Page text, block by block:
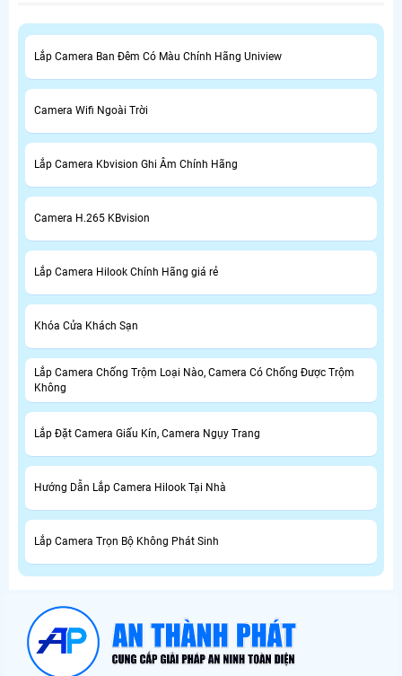
Lắp Camera Ban Đêm Có Màu Chính Hãng Uniview
Camera Wifi Ngoài Trời
Lắp Camera Kbvision Ghi Âm Chính Hãng
Camera H.265 KBvision
Lắp Camera Hilook Chính Hãng giá rẻ
Khóa Cửa Khách Sạn
Lắp Camera Chống Trộm Loại Nào, Camera Có Chống Được Trộm
Không
Lắp Đặt Camera Giấu Kín, Camera Ngụy Trang
Hướng Dẫn Lắp Camera Hilook Tại Nhà
Lắp Camera Trọn Bộ Không Phát Sinh